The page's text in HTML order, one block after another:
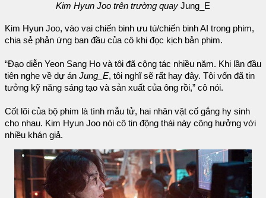
Kim Hyun Joo trên trường quay Jung_E
Kim Hyun Joo, vào vai chiến binh ưu tú/chiến binh AI trong phim,
chia sẻ phản ứng ban đầu của cô khi đọc kịch bản phim.
“Đạo diễn Yeon Sang Ho và tôi đã cộng tác nhiều năm. Khi lần đầu
tiên nghe về dự án Jung_E, tôi nghĩ sẽ rất hay đây. Tôi vốn đã tin
tưởng kỹ năng sáng tạo và sản xuất của ông rồi,” cô nói.
Cốt lõi của bộ phim là tình mẫu tử, hai nhân vật cố gắng hy sinh
cho nhau. Kim Hyun Joo nói cô tin động thái này công hưởng với
nhiều khán giả.